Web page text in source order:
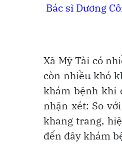
Bác sĩ Dương
Xã Mỹ Tài có
còn nhiều khó
khám bệnh khi
nhận xét: So
khang trang,
đến đây khám